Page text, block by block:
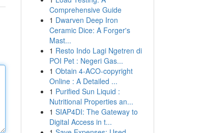
Comprehensive Guide
1 Dwarven Deep Iron
Ceramic Dice: A Forger's
Mast...
1 Resto Indo Lagi Ngetren di
POI Pet : Negeri Gas...
1 Obtain 4-ACO-copyright
Online : A Detailed ...
1 Purified Sun Liquid :
Nutritional Properties an...
1 SIAP4DI: The Gateway to
Digital Access in t...